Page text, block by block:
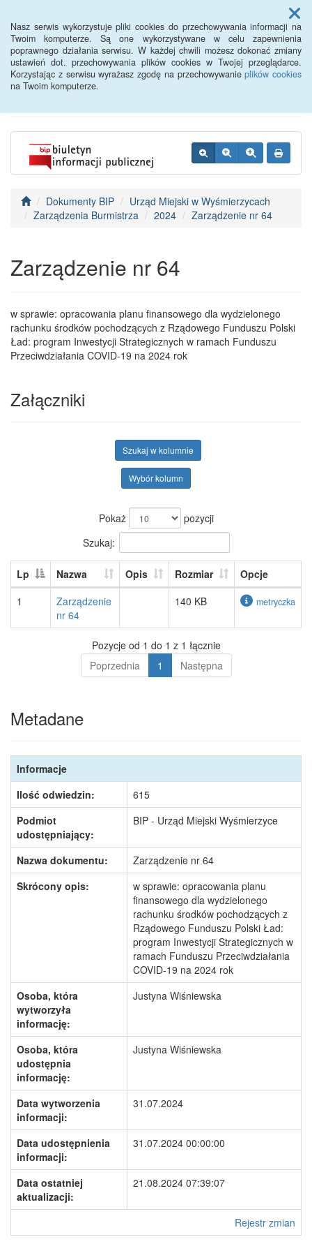
Nasz serwis wykorzystuje pliki cookies do przechowywania informacji na
Twoim komputerze. Są one wykorzystywane w celu zapewnienia
poprawnego działania serwisu. W każdej chwili możesz dokonać zmiany
ustawień dot. przechowywania plików cookies w Twojej przeglądarce.
Korzystając z serwisu wyrażasz zgodę na przechowywanieplików cookies
na Twoim komputerze.
Menu
BIP - Urząd Miejski
Wyśmierzyce
Dokumenty BIP
Urząd Miejski w Wyśmierzycach
Zarządzenia Burmistrza
2024 Zarządzenie nr 64
Zarządzenie nr 64
w sprawie: opracowania planu finansowego dla wydzielonego
rachunku środków pochodzących z Rządowego Funduszu Polski
Ład: program Inwestycji Strategicznych w ramach Funduszu
Przeciwdziałania COVID-19 na 2024 rok
Załączniki
Szukaj w kolumnie
Wybór kolumn
Pokaż
pozycji
Szukaj:
Lp Nazwa Opis Rozmiar
Opcje
1
Zarządzenie
nr 64
140 KB metryczka
Pozycje od 1 do 1 z 1 łącznie
Poprzednia
1 Następna
Metadane
Informacje
Ilość odwiedzin:
615
Podmiot
udostępniający:
BIP - Urząd Miejski Wyśmierzyce
Nazwa dokumentu:
Zarządzenie nr 64
Skrócony opis:
w sprawie: opracowania planu
finansowego dla wydzielonego
rachunku środków pochodzących z
Rządowego Funduszu Polski Ład:
program Inwestycji Strategicznych w
ramach Funduszu Przeciwdziałania
COVID-19 na 2024 rok
Osoba, która
wytworzyła
informację:
Justyna Wiśniewska
Osoba, która
udostępnia
informację:
Justyna Wiśniewska
Data wytworzenia
informacji:
31.07.2024
Data udostępnienia
informacji:
31.07.2024 00:00:00
Data ostatniej
aktualizacji:
21.08.2024 07:39:07
Rejestr zmian